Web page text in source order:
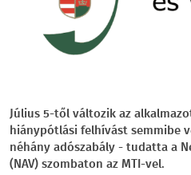
Július 5-től változik az
hiánypótlási felhívást semmibe
néhány adószabály - tudatta a
(NAV) szombaton az MTI-vel.